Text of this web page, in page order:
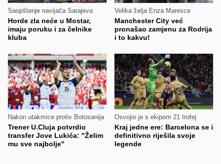
Saopštenje navijača Sarajeva
Horde zla neće u Mostar,
imaju poruku i za čelnike
kluba
Velika želja Enza Maresce
Manchester City već
pronašao zamjenu za Rodrija
i to kakvu!
Nakon utakmice protiv Botosanija
Trener U.Cluja potvrdio
transfer Jove Lukića: "Želim
mu sve najbolje"
Osvojio je s ekipom 21 trofej
Kraj jedne ere: Barcelona se i
definitivno riješila svoje
legende